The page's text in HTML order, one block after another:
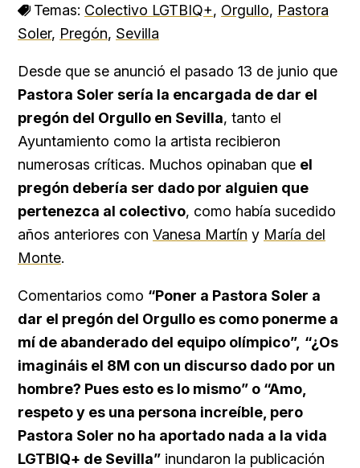
Temas: Colectivo LGTBIQ+, Orgullo, Pastora
Soler, Pregón, Sevilla
Desde que se anunció el pasado 13 de junio que
Pastora Soler sería la encargada de dar el
pregón del Orgullo en Sevilla, tanto el
Ayuntamiento como la artista recibieron
numerosas críticas. Muchos opinaban que el
pregón debería ser dado por alguien que
pertenezca al colectivo, como había sucedido
años anteriores con Vanesa Martín y María del
Monte.
Comentarios como “Poner a Pastora Soler a
dar el pregón del Orgullo es como ponerme a
mí de abanderado del equipo olímpico”, “¿Os
imagináis el 8M con un discurso dado por un
hombre? Pues esto es lo mismo” o “Amo,
respeto y es una persona increíble, pero
Pastora Soler no ha aportado nada a la vida
LGTBIQ+ de Sevilla” inundaron la publicación